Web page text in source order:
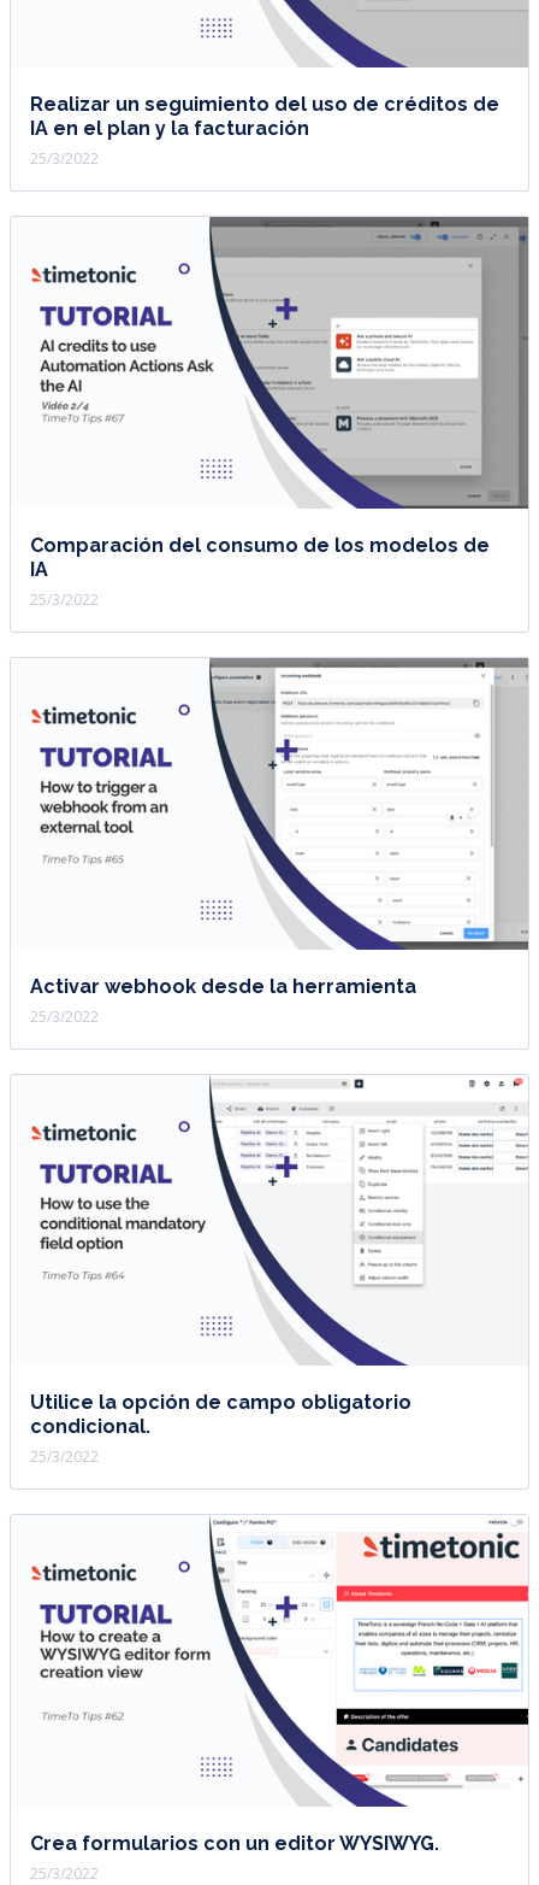
Realizar un seguimiento del uso de créditos de
IA en el plan y la facturación
25/3/2022
Comparación del consumo de los modelos de
IA
25/3/2022
Activar webhook desde la herramienta
25/3/2022
Utilice la opción de campo obligatorio
condicional.
25/3/2022
Crea formularios con un editor WYSIWYG.
25/3/2022